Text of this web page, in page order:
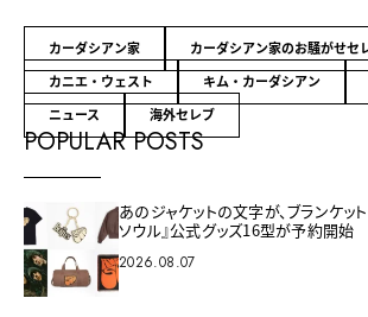
カーダシアン家
カーダシアン家のお騒がせセ
カニエ・ウェスト
キム・カーダシアン
ニュース
海外セレブ
POPULAR POSTS
あのジャケットの文字が、ブランケット
ソウル』公式グッズ16型が予約開始
2026.08.07